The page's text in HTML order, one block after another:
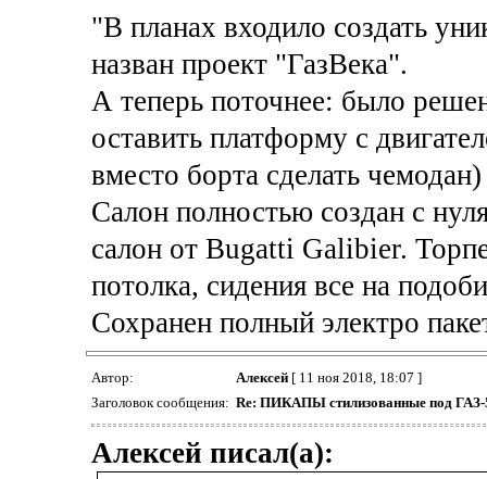
"В планах входило создать
назван проект "ГазВека".
А теперь поточнее: было
оставить платформу с
вместо борта сделать чемодан)
Салон полностью создан с
салон от Bugatti Galibier.
потолка, сидения все на
Сохранен полный электро
Автор: Алексей[ 11 ноя 2018, 18:07 ]
Заголовок сообщения: Re: ПИКАПЫ стилизованные под ГАЗ-
Алексей писал(а):